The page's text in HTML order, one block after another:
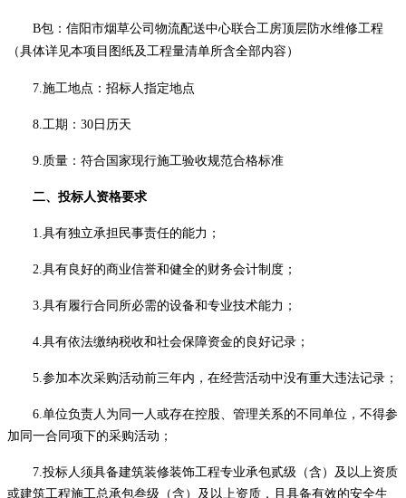
B包：信阳市烟草公司物流配送中心联合工房顶层防水维修工程
（具体详见本项目图纸及工程量清单所含全部内容）
7.施工地点： 招标人指定地点
8.工期：30日历天
9.质量：符合国家现行施工验收规范合格标准
二、投标人资格要求
1.具有独立承担民事责任的能力；
2.具有良好的商业信誉和健全的财务会计制度；
3.具有履行合同所必需的设备和专业技术能力；
4.具有依法缴纳税收和社会保障资金的良好记录；
5.参加本次采购活动前三年内，在经营活动中没有重大违法记录；
6.单位负责人为同一人或存在控股、管理关系的不同单位，不得参
加同一合同项下的采购活动；
7.投标人须具备建筑装修装饰工程专业承包贰级 （含） 及以上资质
或建筑工程施工总承包叁级 （含） 及以上资质，且具备有效的安全生